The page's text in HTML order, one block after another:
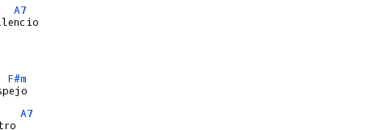
A7
F#m
A7